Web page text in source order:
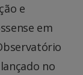
e
em
no